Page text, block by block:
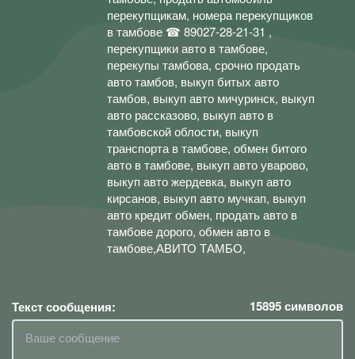
перекупщикам, номера перекупщиков
в тамбове ☎ 89027-28-21-31 ,
перекупщики авто в тамбове,
перекупы тамбова, срочно продать
авто тамбов, выкуп битых авто
тамбов, выкуп авто мичуринск, выкуп
авто рассказово, выкуп авто в
тамбовской облости, выкуп
транспорта в тамбове, обмен битого
авто в тамбове, выкуп авто уварово,
выкуп авто жердевка, выкуп авто
кирсанов, выкуп авто мучкап, выкуп
авто кредит обмен, продать авто в
тамбове дорого, обмен авто в
тамбове,АВИТО ТАМБО,
Текст сообщения: 15895символов